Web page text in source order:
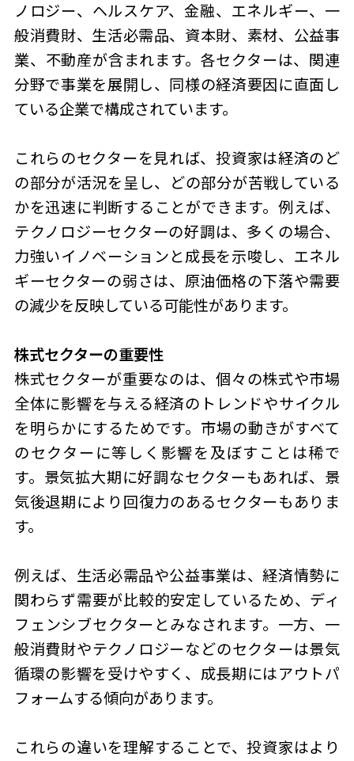
ノロジー、ヘルスケア、金融、エネルギー、一
般消費財、生活必需品、資本財、素材、公益事
業、不動産が含まれます。各セクターは、関連
分野で事業を展開し、同様の経済要因に直面し
ている企業で構成されています。
これらのセクターを見れば、投資家は経済のど
の部分が活況を呈し、どの部分が苦戦している
かを迅速に判断することができます。例えば、
テクノロジーセクターの好調は、多くの場合、
力強いイノベーションと成長を示唆し、エネル
ギーセクターの弱さは、原油価格の下落や需要
の減少を反映している可能性があります。
株式セクターの重要性
株式セクターが重要なのは、個々の株式や市場
全体に影響を与える経済のトレンドやサイクル
を明らかにするためです。市場の動きがすべて
のセクターに等しく影響を及ぼすことは稀で
す。景気拡大期に好調なセクターもあれば、景
気後退期により回復力のあるセクターもありま
す。
例えば、生活必需品や公益事業は、経済情勢に
関わらず需要が比較的安定しているため、ディ
フェンシブセクターとみなされます。一方、一
般消費財やテクノロジーなどのセクターは景気
循環の影響を受けやすく、成長期にはアウトパ
フォームする傾向があります。
これらの違いを理解することで、投資家はより